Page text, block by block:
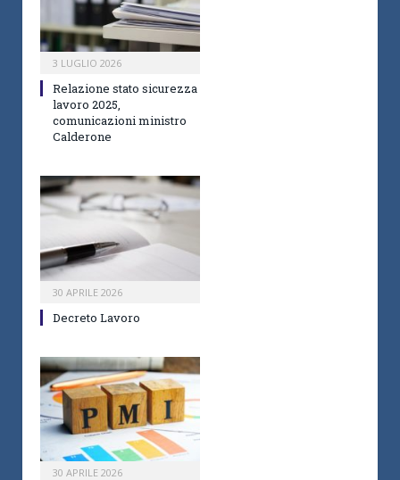
3 LUGLIO 2026
Relazione stato sicurezza
lavoro 2025,
comunicazioni ministro
Calderone
30 APRILE 2026
Decreto Lavoro
30 APRILE 2026